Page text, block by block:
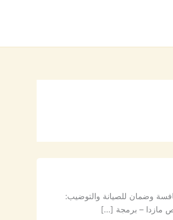
وضمان للصيانة والتوضيب:
مازدا – برمجة […]